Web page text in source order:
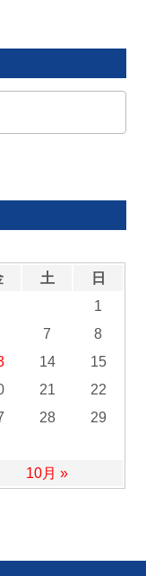
土 日
10月 »
1
7
8
14
15
21
22
28
29